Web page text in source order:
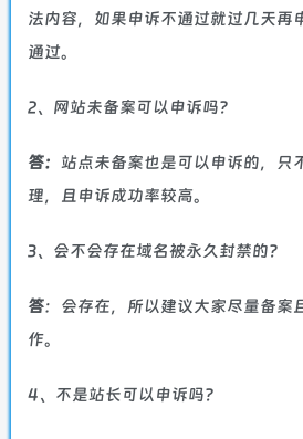
法内容，如果申诉不通过就过几天再
通过。
2、网站未备案可以申诉吗？
答： 站点未备案也是可以申诉的，只
理，且申诉成功率较高。
3、会不会存在域名被永久封禁的？
答：会存在，所以建议大家尽量备案
作。
4、不是站长可以申诉吗？